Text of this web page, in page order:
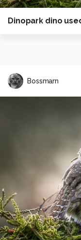
Dinopark dino
Bossmarn